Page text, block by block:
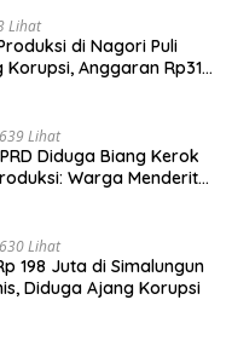
Lihat
di Nagori Puli
Anggaran Rp314
Lihat
Diduga Biang Kerok
Warga Menderita,
Lihat
198 Juta di Simalungun
Diduga Ajang Korupsi